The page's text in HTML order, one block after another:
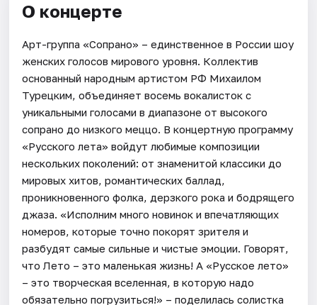
О концерте
Арт-группа «Сопрано» – единственное в России шоу
женских голосов мирового уровня. Коллектив
основанный народным артистом РФ Михаилом
Турецким, объединяет восемь вокалисток с
уникальными голосами в диапазоне от высокого
сопрано до низкого меццо. В концертную программу
«Русского лета» войдут любимые композиции
нескольких поколений: от знаменитой классики до
мировых хитов, романтических баллад,
проникновенного фолка, дерзкого рока и бодрящего
джаза. «Исполним много новинок и впечатляющих
номеров, которые точно покорят зрителя и
разбудят самые сильные и чистые эмоции. Говорят,
что Лето – это маленькая жизнь! А «Русское лето»
– это творческая вселенная, в которую надо
обязательно погрузиться!» – поделилась солистка